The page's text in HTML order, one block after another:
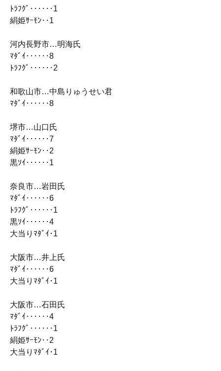
ﾄﾗﾌｸﾞ‥‥‥1
絹姫ｻｰﾓﾝ‥1
河内長野市…明海氏
ﾏﾀﾞｲ‥‥‥8
ﾄﾗﾌｸﾞ‥‥‥2
和歌山市…中島りゅうせい君
ﾏﾀﾞｲ‥‥‥8
堺市…山口氏
ﾏﾀﾞｲ‥‥‥7
絹姫ｻｰﾓﾝ‥2
黒ｿｲ‥‥‥1
奈良市…岩田氏
ﾏﾀﾞｲ‥‥‥6
ﾄﾗﾌｸﾞ‥‥‥1
黒ｿｲ‥‥‥4
大当りﾏﾀﾞｲ･1
大阪市…井上氏
ﾏﾀﾞｲ‥‥‥6
大当りﾏﾀﾞｲ･1
大阪市…石田氏
ﾏﾀﾞｲ‥‥‥4
ﾄﾗﾌｸﾞ‥‥‥1
絹姫ｻｰﾓﾝ‥2
大当りﾏﾀﾞｲ･1